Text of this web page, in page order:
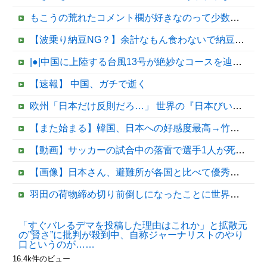
もこうの荒れたコメント欄が好きなのって少数派なのか？
【波乗り納豆NG？】余計なもん食わないで納豆食っときゃ間違いないことが判明した他
|●|中国に上陸する台風13号が絶妙なコースを辿っている！と話題に、中国の重要都市の上に長々と居座り続けるルートで……
【速報】 中国、ガチで逝く
欧州「日本だけ反則だろ…」 世界の『日本びいき』にヨーロッパ全土から不満の声
【また始まる】韓国、日本への好感度最高→竹島問題で即リセットｗｗｗ
【動画】サッカーの試合中の落雷で選手1人が死亡、12人が負傷した事故。
【画像】日本さん、避難所が各国と比べて優秀過ぎると話題に
羽田の荷物締め切り前倒しになったことに世界が騒然！←「日本のサービス劣化の兆候！」（海外の反応）
【移民政策反対】イオンの売り場で唐揚げを食う中国人の子供
「すぐバレるデマを投稿した理由はこれか」と拡散元
の”賢さ”に批判が殺到中、自称ジャーナリストのやり
口というのが……
16.4k件のビュー